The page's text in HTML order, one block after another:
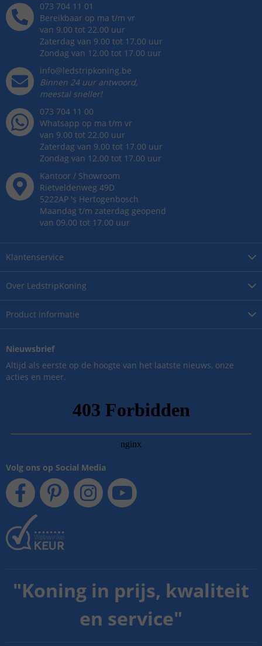
Over LedstripKoning
Product informatie
Klantenservice
073 704 11 01
Bereikbaar op ma t/m vr
van 9.00 tot 22.00 uur
Zaterdag van 9.00 tot 17.00 uur
Zondag van 12.00 tot 17.00 uur
info@ledstripkoning.be
Binnen 24 uur antwoord,
meestal sneller!
073 704 11 00
Whatsapp op ma t/m vr
van 9.00 tot 22.00 uur
Zaterdag van 9.00 tot 17.00 uur
Zondag van 12.00 tot 17.00 uur
Kantoor / Showroom
Rietveldenweg 49D
5222AP 's Hertogenbosch
Maandag t/m zaterdag geopend
van 09.00 tot 17.00 uur
Nieuwsbrief
Altijd als eerste op de hoogte van het laatste nieuws, onze
acties en meer.
Volg ons op Social Media
"Koning in prijs, kwaliteit
en service"